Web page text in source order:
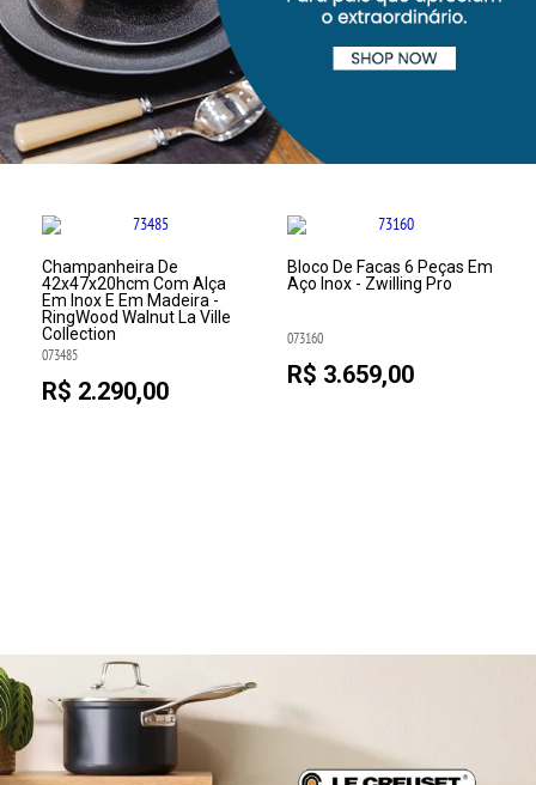
Champanheira De
42x47x20hcm Com Alça
Em Inox E Em Madeira -
RingWood Walnut La Ville
Collection
073485
R$ 2.290,00
Bloco De Facas 6 Peças Em
Aço Inox - Zwilling Pro
073160
R$ 3.659,00